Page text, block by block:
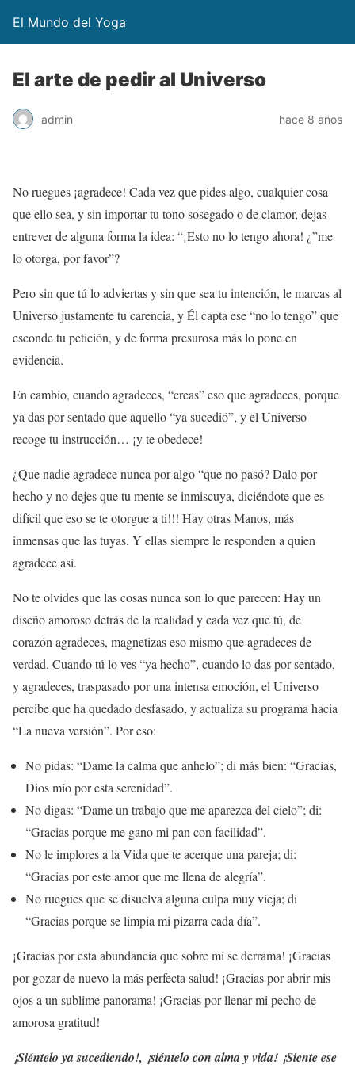
El Mundo del Yoga
El arte de pedir al Universo
admin hace 8 años
No ruegues ¡agradece! Cada vez que pides algo, cualquier cosa
que ello sea, y sin importar tu tono sosegado o de clamor, dejas
entrever de alguna forma la idea: “¡Esto no lo tengo ahora! ¿”me
lo otorga, por favor”?
Pero sin que tú lo adviertas y sin que sea tu intención, le marcas al
Universo justamente tu carencia, y Él capta ese “no lo tengo” que
esconde tu petición, y de forma presurosa más lo pone en
evidencia.
En cambio, cuando agradeces, “creas” eso que agradeces, porque
ya das por sentado que aquello “ya sucedió”, y el Universo
recoge tu instrucción… ¡y te obedece!
¿Que nadie agradece nunca por algo “que no pasó? Dalo por
hecho y no dejes que tu mente se inmiscuya, diciéndote que es
difícil que eso se te otorgue a ti!!! Hay otras Manos, más
inmensas que las tuyas. Y ellas siempre le responden a quien
agradece así.
No te olvides que las cosas nunca son lo que parecen: Hay un
diseño amoroso detrás de la realidad y cada vez que tú, de
corazón agradeces, magnetizas eso mismo que agradeces de
verdad. Cuando tú lo ves “ya hecho”, cuando lo das por sentado,
y agradeces, traspasado por una intensa emoción, el Universo
percibe que ha quedado desfasado, y actualiza su programa hacia
“La nueva versión”. Por eso:
No pidas: “Dame la calma que anhelo”; di más bien: “Gracias,
Dios mío por esta serenidad”.
No digas: “Dame un trabajo que me aparezca del cielo”; di:
“Gracias porque me gano mi pan con facilidad”.
No le implores a la Vida que te acerque una pareja; di:
“Gracias por este amor que me llena de alegría”.
No ruegues que se disuelva alguna culpa muy vieja; di
“Gracias porque se limpia mi pizarra cada día”.
¡Gracias por esta abundancia que sobre mí se derrama! ¡Gracias
por gozar de nuevo la más perfecta salud! ¡Gracias por abrir mis
ojos a un sublime panorama! ¡Gracias por llenar mi pecho de
amorosa gratitud!
¡Siéntelo ya sucediendo!, ¡siéntelo con alma y vida! ¡Siente ese